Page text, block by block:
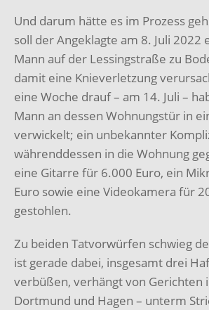
Und darum hätte es im Prozess
soll der Angeklagte am 8. Juli 2022
Mann auf der Lessingstraße zu
damit eine Knieverletzung
eine Woche drauf – am 14. Juli –
Mann an dessen Wohnungstür in
verwickelt; ein unbekannter
währenddessen in die Wohnung
eine Gitarre für 6.000 Euro, ein
Euro sowie eine Videokamera für
gestohlen.
Zu beiden Tatvorwürfen schwieg
ist gerade dabei, insgesamt drei
verbüßen, verhängt von Gerichten
Dortmund und Hagen – unterm